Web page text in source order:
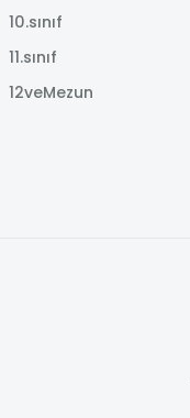
10.sınıf
11.sınıf
12veMezun